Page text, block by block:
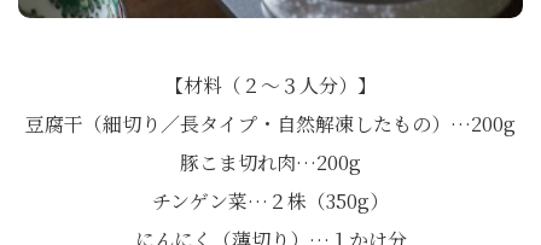
【材料（２～３人分）】
豆腐干（細切り／長タイプ・自然解凍したもの）…200g
豚こま切れ肉…200g
チンゲン菜…２株（350g）